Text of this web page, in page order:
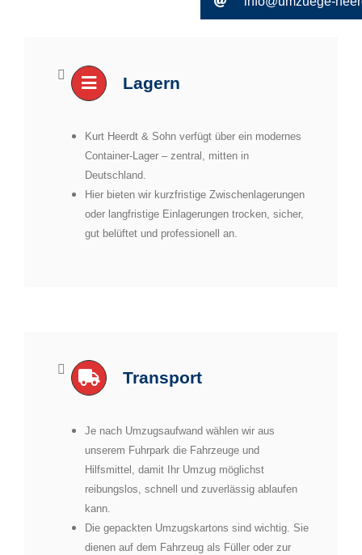
Lagern
Kurt Heerdt & Sohn verfügt über ein modernes
Container-Lager – zentral, mitten in
Deutschland.
Hier bieten wir kurzfristige Zwischenlagerungen
oder langfristige Einlagerungen trocken, sicher,
gut belüftet und professionell an.
Transport
Je nach Umzugsaufwand wählen wir aus
unserem Fuhrpark die Fahrzeuge und
Hilfsmittel, damit Ihr Umzug möglichst
reibungslos, schnell und zuverlässig ablaufen
kann.
Die gepackten Umzugskartons sind wichtig. Sie
dienen auf dem Fahrzeug als Füller oder zur